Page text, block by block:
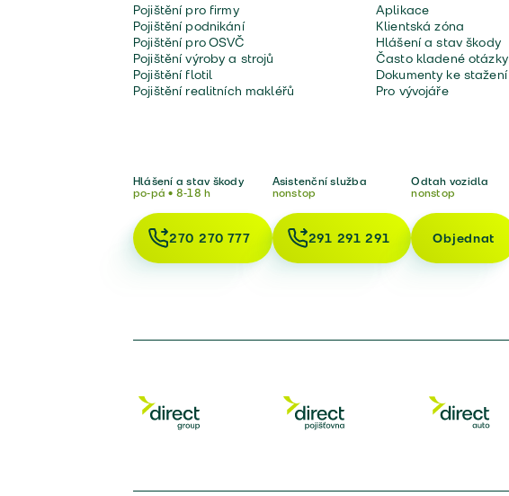
Pojištění pro firmy
Pojištění podnikání
Pojištění pro OSVČ
Pojištění výroby a strojů
Pojištění flotil
Pojištění realitních makléřů
Aplikace
Klientská zóna
Hlášení a stav škody
Často kladené otázky
Dokumenty ke stažení
Pro vývojáře
Hlášení a stav škody
po-pá • 8-18 h
270 270 777
Asistenční služba
nonstop
291 291 291
Odtah vozidla
nonstop
Objednat